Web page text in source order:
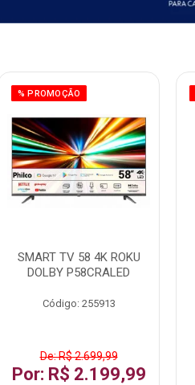
% PROMOÇÃO
SMART TV 58 4K ROKU
DOLBY P58CRALED
Código: 255913
De: R$ 2.699,99
Por: R$ 2.199,99